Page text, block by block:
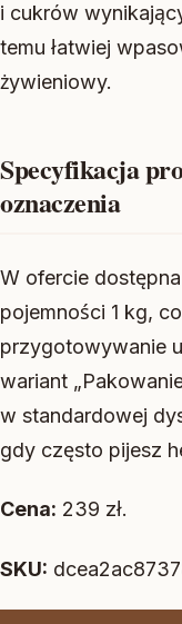
i cukrów
temu łatwiej
żywieniowy.
Specyfikacja
oznaczenia
W ofercie
pojemności 1 kg,
przygotowywanie
wariant
w standardowej
gdy często pijesz
Cena: 239 zł.
SKU: